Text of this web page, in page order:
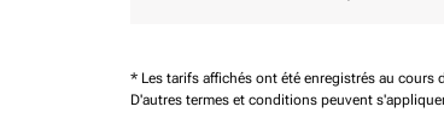
* Les tarifs affichés ont été enregistrés au cours
D'autres termes et conditions peuvent